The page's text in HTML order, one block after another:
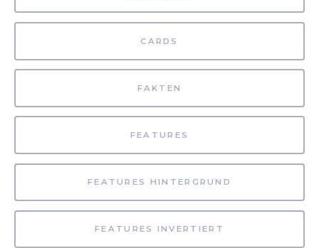
CARDS
FAKTEN
FEATURES
FEATURES HINTERGRUND
FEATURES INVERTIERT